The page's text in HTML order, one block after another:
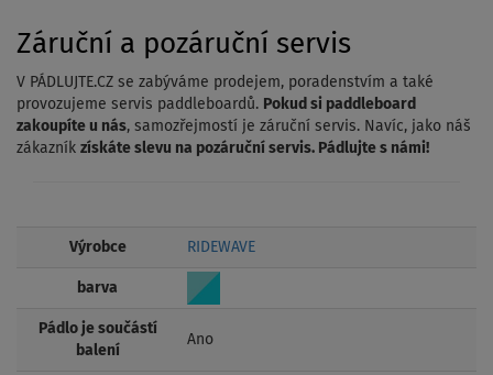
Záruční a pozáruční servis
V PÁDLUJTE.CZ se zabýváme prodejem, poradenstvím a také
provozujeme servis paddleboardů. Pokud si paddleboard
zakoupíte u nás, samozřejmostí je záruční servis. Navíc, jako náš
zákazník získáte slevu na pozáruční servis. Pádlujte s námi!
Výrobce RIDEWAVE
barva
Pádlo je součástí
balení
Ano